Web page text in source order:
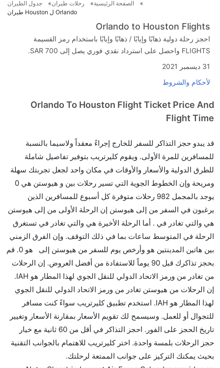
الصفحة الرئيسية رحلات طيران
جدول الطيران
Orlando ل Houston طيران
Orlando to Houston Flights
احجز رحلة دولية ذهابًا وإيابًا / ذهابًا وإيابًا باستخدام رمز القسيمة
FLIGHTS واحصل على استرداد نقدي فوري يصل إلى SAR 700.
31 ديسمبر 2021
لأحكام والشروط
Orlando To Houston Flight Ticket Price And
Flight Time
قد يبدو حجز التذاكر للسفر للخارج إجراءً معقداً ولاسيما بالنسبة
للمسافرين للمرة الأولى. ويقوم كليرتريب بتوفير تفاصيل شاملة
للطرق الدولية والأسعار والأوقات في مكان واحد لجعل تجربتك سهلة
ومريحة وإن الخطوط الجوية التي تسير رحلات بين و هيوستن هي 0
يوجد بالمجمل 982 رحلات متوفرة كل أسبوع للمسافرين الذين
يرغبون في السفر من إلى هيوستن إن الرحلة الأولى من إلى هيوستن
هي والتي تغادر في . أما الرحلة الأخيرة هي والتي تغادر في تستغرق
الرحلة في المتوسط ساعات بما في ذلك التوقف. وإن الفرق الزمني
بين هاتين المدينتين هو وأرخص يوم للسفر من هيوستن إلى هو 0. قم
بحجز تذاكرك قبل 90 يوماً للاستفادة من أفضل العروض. إن الرحلات
من تغادر من ورمز الاتحاد الدولي للنقل الجوي لهذا المطار هو IAH.
إن الرحلات من هيوستن تغادر من ورمز الاتحاد الدولي للنقل الجوي
لهذا المطار هو IAH. استخدم تطبيق كليرتريب سواءً كنت مسافر
للتجوال أو للعمل. وسيسمح لك تقويم الأسعار بمقارنة الأسعار وتغيير
تاريخ الحجز على الفور. احجز التذاكر في أقل من 60 ثانية مع خيار
حجز الرحلات بلمسة واحدة. اختر كليرتريب للاهتمام بالجوانب التقنية
بحيث يمكنك التركيز على جوانب الممتعة لرحلتك.